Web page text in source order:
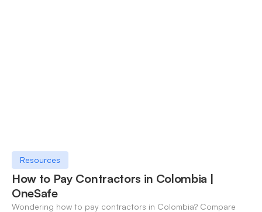
Resources
How to Pay Contractors in Colombia |
OneSafe
Wondering how to pay contractors in Colombia? Compare